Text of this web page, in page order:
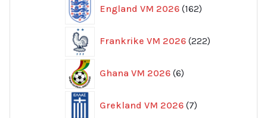
England VM 2026 162
produkter
Frankrike VM 2026 222
produkter
Ghana VM 2026 6
produkter
Grekland VM 2026 7
produkter